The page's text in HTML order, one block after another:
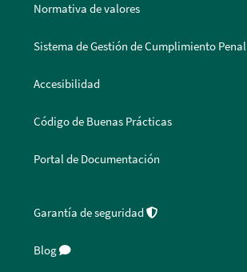
Normativa de valores
Sistema de Gestión de Cumplimiento Penal
Accesibilidad
Código de Buenas Prácticas
Portal de Documentación
Garantía de seguridad
Blog